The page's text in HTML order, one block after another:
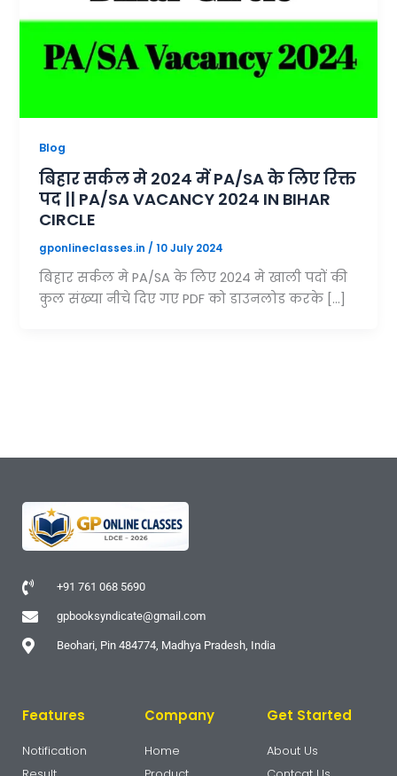
Blog
बिहार सर्कल मे 2024 में PA/SA के लिए रिक्त
पद || PA/SA VACANCY 2024 IN BIHAR
CIRCLE
gponlineclasses.in /10 July 2024
बिहार सर्कल मे PA/SA के लिए 2024 मे खाली पदों की
कुल संख्या नीचे दिए गए PDF को डाउनलोड करके […]
+91 761 068 5690
gpbooksyndicate@gmail.com
Beohari, Pin 484774, Madhya Pradesh, India
Features
Notification
Company
Home
Get Started
About Us